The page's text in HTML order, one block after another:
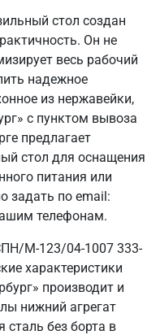
стол создан
Он не
весь рабочий
надежное
из нержавейки,
с пунктом вывоза
предлагает
стол для оснащения
питания или
задать по email:
телефонам.
М-123/04-1007 333-
характеристики
производит и
нижний агрегат
без борта в